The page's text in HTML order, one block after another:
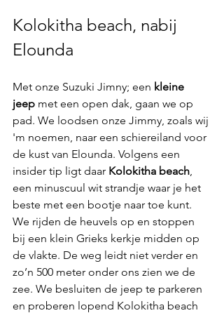
Kolokitha beach, nabij
Elounda
Met onze Suzuki Jimny; een kleine
jeep met een open dak, gaan we op
pad. We loodsen onze Jimmy, zoals wij
'm noemen, naar een schiereiland voor
de kust van Elounda. Volgens een
insider tip ligt daar Kolokitha beach,
een minuscuul wit strandje waar je het
beste met een bootje naar toe kunt.
We rijden de heuvels op en stoppen
bij een klein Grieks kerkje midden op
de vlakte. De weg leidt niet verder en
zo’n 500 meter onder ons zien we de
zee. We besluiten de jeep te parkeren
en proberen lopend Kolokitha beach